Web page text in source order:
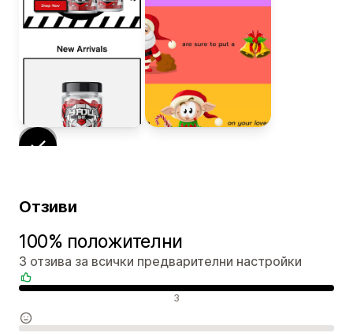
Отзиви
100% положителни
3 отзива за всички предварителни настройки
3